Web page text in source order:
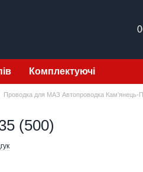
Комплектуючі
Проводка для МАЗ Автопроводка Кам'янець-
(500)